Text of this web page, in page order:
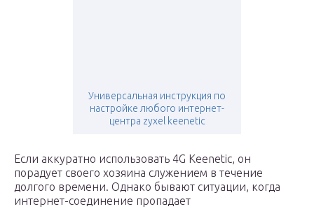
Универсальная инструкция по
настройке любого интернет-
центра zyxel keenetic
Если аккуратно использовать 4G Keenetic, он
порадует своего хозяина служением в течение
долгого времени. Однако бывают ситуации, когда
интернет-соединение пропадает